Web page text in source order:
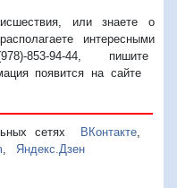
или знаете о
интересными
853-94-44, пишите
появится на сайте
сетях ВКонтакте,
Яндекс.Дзен